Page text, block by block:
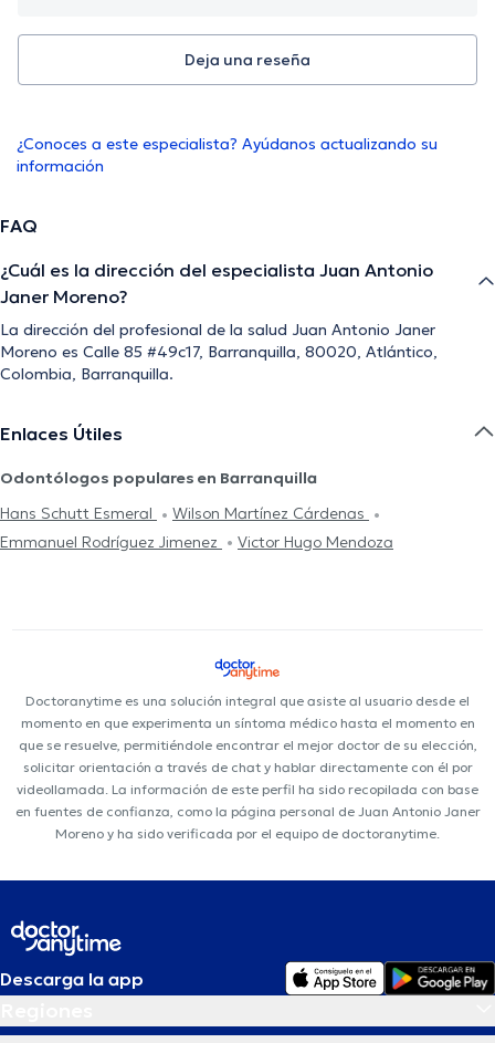
Deja una reseña
¿Conoces a este especialista? Ayúdanos actualizando su
información
FAQ
¿Cuál es la dirección del especialista Juan Antonio
Janer Moreno?
La dirección del profesional de la salud Juan Antonio Janer
Moreno es Calle 85 #49c17, Barranquilla, 80020, Atlántico,
Colombia, Barranquilla.
Enlaces Útiles
Odontólogos populares en Barranquilla
Hans Schutt Esmeral
Wilson Martínez Cárdenas
Emmanuel Rodríguez Jimenez
Victor Hugo Mendoza
Doctoranytime es una solución integral que asiste al usuario desde el
momento en que experimenta un síntoma médico hasta el momento en
que se resuelve, permitiéndole encontrar el mejor doctor de su elección,
solicitar orientación a través de chat y hablar directamente con él por
videollamada. La información de este perfil ha sido recopilada con base
en fuentes de confianza, como la página personal de Juan Antonio Janer
Moreno y ha sido verificada por el equipo de doctoranytime.
Descarga la app